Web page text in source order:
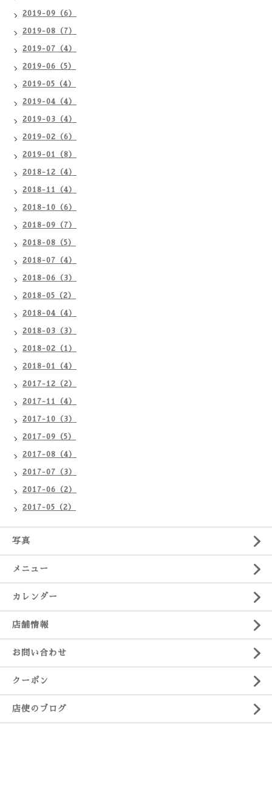
2019-09（6）
2019-08（7）
2019-07（4）
2019-06（5）
2019-05（4）
2019-04（4）
2019-03（4）
2019-02（6）
2019-01（8）
2018-12（4）
2018-11（4）
2018-10（6）
2018-09（7）
2018-08（5）
2018-07（4）
2018-06（3）
2018-05（2）
2018-04（4）
2018-03（3）
2018-02（1）
2018-01（4）
2017-12（2）
2017-11（4）
2017-10（3）
2017-09（5）
2017-08（4）
2017-07（3）
2017-06（2）
2017-05（2）
写真
メニュー
カレンダー
店舗情報
お問い合わせ
クーポン
店使のブログ